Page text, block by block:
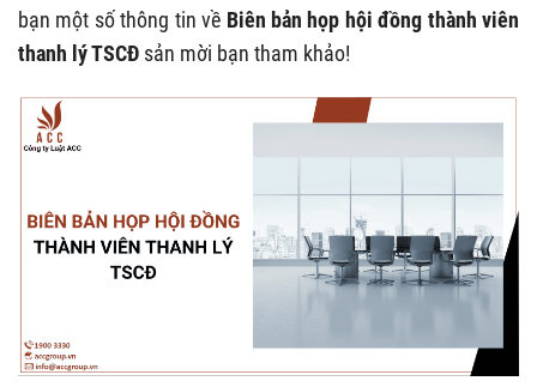
bạn một số thông tin về Biên bản họp hội đồng thành viên
thanh lý TSCĐ sản mời bạn tham khảo!